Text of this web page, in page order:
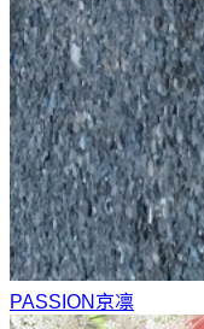
PASSION 京凛